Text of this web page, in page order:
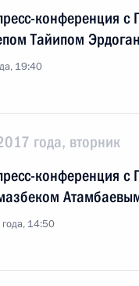
конференция с
Тайипом
19:40
года, вторник
конференция с
14:50